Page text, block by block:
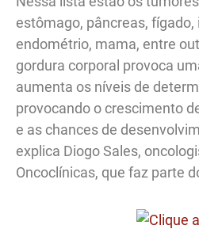
estômago, pâncreas, fígado,
endométrio, mama, entre
gordura corporal provoca
aumenta os níveis de
provocando o crescimento
e as chances de
explica Diogo Sales,
Oncoclínicas, que faz parte